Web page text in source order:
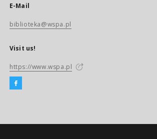
E-Mail
biblioteka@wspa.pl
Visit us!
https://www.wspa.pl